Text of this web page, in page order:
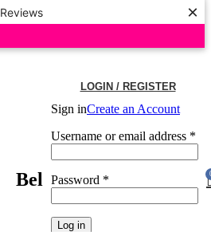
Reviews ×
MEEST UITGEBREIDE ASSORTIMENT
Bel
LOGIN / REGISTER
Sign inCreate an Account
Username or email address *
Password *
Log in